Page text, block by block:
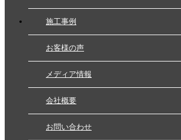
施工事例
お客様の声
メディア情報
会社概要
お問い合わせ